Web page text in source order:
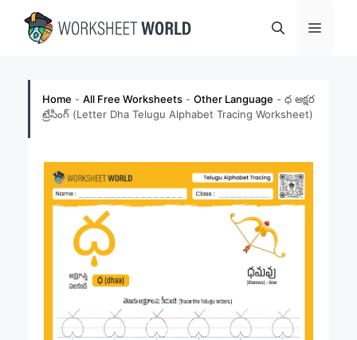
content
Menu
Home - All Free Worksheets - Other Language - ధ అక్షర
ట్రేసింగ్ (Letter Dha Telugu Alphabet Tracing Worksheet)